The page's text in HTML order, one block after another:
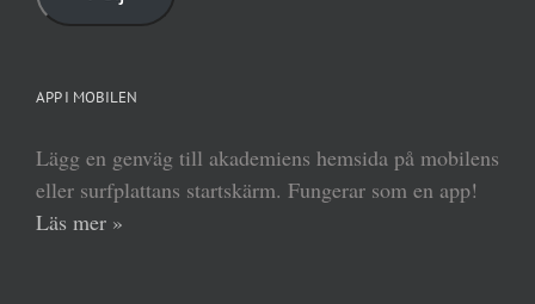
APP I MOBILEN
Lägg en genväg till akademiens hemsida på mobilens
eller surfplattans startskärm. Fungerar som en app!
Läs mer »